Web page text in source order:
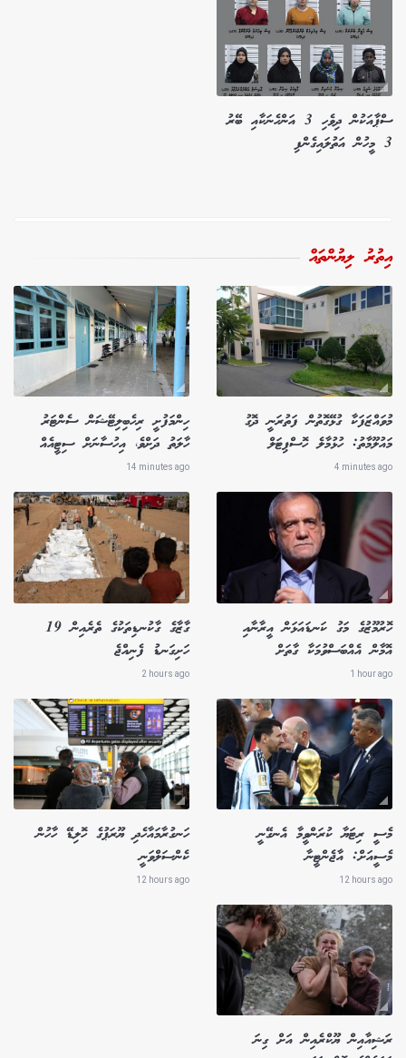
ސްޕާއަކުން ދިވެހި 3 އަންހެނަކާއި ބޭރު
3 މީހުން އަތުލައިގެންފި
އިތުރު ލިޔުންތައް
މުވައްޒަފަކާ ގުޅޭގޮތުން ފަތުރަނީ ދޮގު
މައުލޫމާތު: ހުޅުމާލެ ހޮސްޕިޓަލް
4 minutes ago
ހިންމަފުށީ ރިހެބިލިޓޭޝަން ސެންޓަރު
ހާލަތު ދަށްވެ، އިހުސާނަށް ސިޓީއެއް
14 minutes ago
ހޮރުމޫޒުގެ މަގު ކަނޑައަޅަން އީރާނާއި
އޮމާން އެއްބަސްވުމަކާ ގާތަށް
1 hour ago
ގާޒާގެ ގާކުނޑިތަކުގެ ތެރެއިން 19
ހަށިގަނޑު ފެނިއްޖެ
2 hours ago
މެސީ ރިޓަޔާ ކުރަންވީމާ އެނގޭނީ
މެސީއަށް: އާޖެންޓީނާ
12 hours ago
ހަނގުރާމައާހެދި ޔޫރަޕުގެ ހޮލިޑޭ ހާހުން
ކެންސަލްވަނީ
12 hours ago
ރަޝިއާއިން ޔޫކްރެއިން އަށް ގިނަ